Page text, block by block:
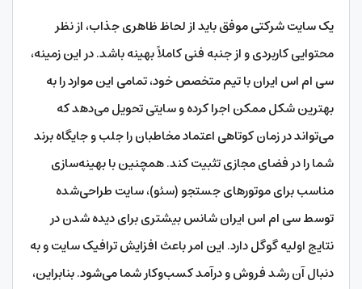
یک سایت شرکتی موفق باید از لحاظ ظاهری جذاب، از نظر
محتوایی کاربردی و از جنبه فنی کاملاً بهینه باشد. در این زمینه،
سی ام اس ایران با تیم متخصص خود، تمامی این موارد را به
بهترین شکل ممکن اجرا کرده و سایتی تحویل می‌دهد که
می‌تواند در زمان کوتاهی اعتماد مخاطبان را جلب و جایگاه برند
شما را در فضای مجازی تثبیت کند. همچنین با بهینه‌سازی
مناسب برای موتورهای جستجو (سئو)، سایت طراحی‌شده
توسط سی ام اس ایران شانس بیشتری برای دیده شدن در
نتایج اولیه گوگل دارد. این امر باعث افزایش ترافیک سایت و به
دنبال آن رشد فروش و درآمد کسب‌وکار شما می‌شود. بنابراین،